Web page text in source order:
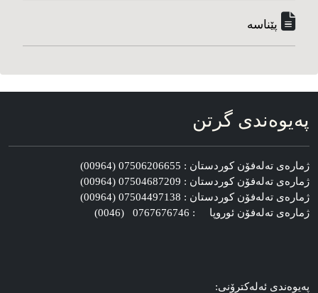
پێناسه‌
په‌یوه‌ندی گرتن
ژماره‌ی ته‌له‌فۆن کوردستان : 07506206655 (00964)
ژماره‌ی ته‌له‌فۆن کوردستان : 07504687209 (00964)
ژماره‌ی ته‌له‌فۆن کوردستان : 07504497138 (00964)
ژماره‌ی ته‌له‌فۆن ئوروپا : 0767676746 (0046)
په‌یوه‌ندی ئه‌له‌کترۆنی: